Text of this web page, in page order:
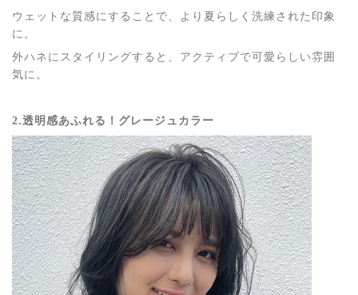
ウェットな質感にすることで、より夏らしく洗練された印象
に。
外ハネにスタイリングすると、アクティブで可愛らしい雰囲
気に。
2.透明感あふれる！グレージュカラー